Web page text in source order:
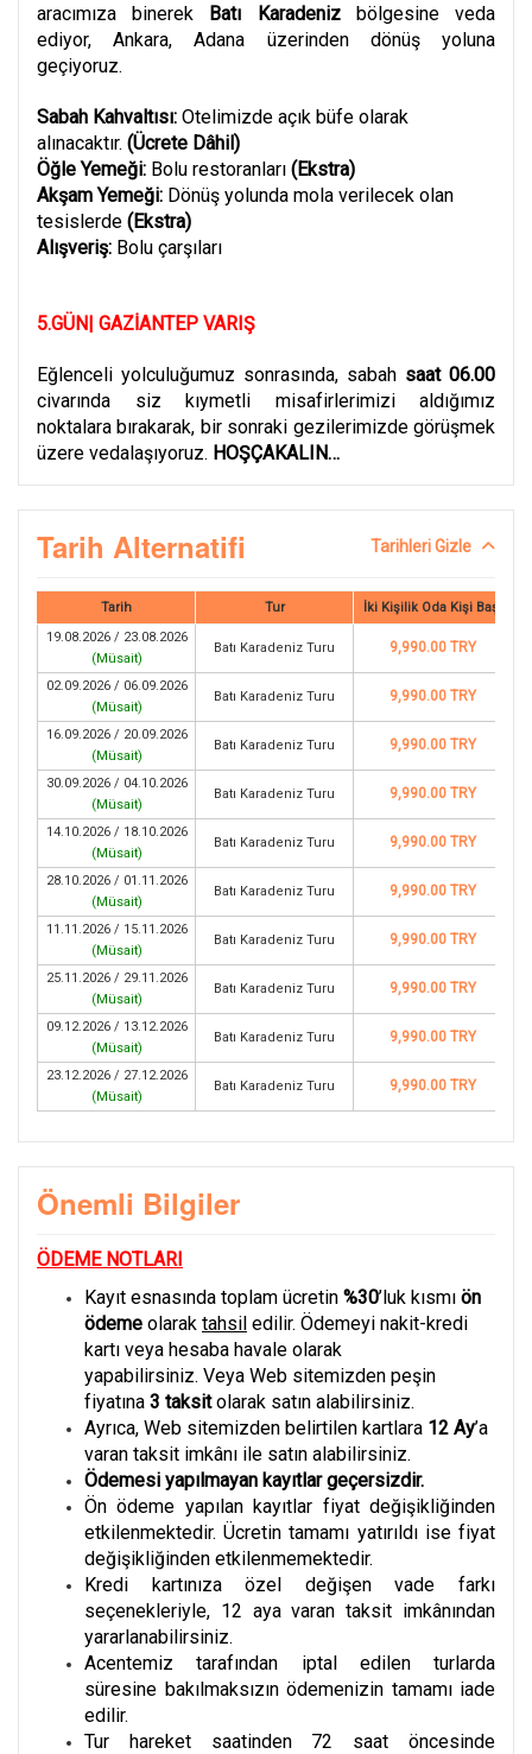
aracımıza binerek Batı Karadeniz bölgesine veda
ediyor, Ankara, Adana üzerinden dönüş yoluna
geçiyoruz.
Sabah Kahvaltısı: Otelimizde açık büfe olarak
alınacaktır. (Ücrete Dâhil)
Öğle Yemeği: Bolu restoranları (Ekstra)
Akşam Yemeği: Dönüş yolunda mola verilecek olan
tesislerde (Ekstra)
Alışveriş: Bolu çarşıları
5.GÜN| GAZİANTEP VARIŞ
Eğlenceli yolculuğumuz sonrasında, sabah saat 06.00
civarında siz kıymetli misafirlerimizi aldığımız
noktalara bırakarak, bir sonraki gezilerimizde görüşmek
üzere vedalaşıyoruz. HOŞÇAKALIN…
Tarih Alternatifi Tarihleri Gizle
Tarih Tur
İki Kişilik Oda Kişi Başı
19.08.2026 / 23.08.2026
(Müsait)
Batı Karadeniz Turu 9,990.00 TRY
02.09.2026 / 06.09.2026
(Müsait)
Batı Karadeniz Turu 9,990.00 TRY
16.09.2026 / 20.09.2026
(Müsait)
Batı Karadeniz Turu 9,990.00 TRY
30.09.2026 / 04.10.2026
(Müsait)
Batı Karadeniz Turu 9,990.00 TRY
14.10.2026 / 18.10.2026
(Müsait)
Batı Karadeniz Turu 9,990.00 TRY
28.10.2026 / 01.11.2026
(Müsait)
Batı Karadeniz Turu 9,990.00 TRY
11.11.2026 / 15.11.2026
(Müsait)
Batı Karadeniz Turu 9,990.00 TRY
25.11.2026 / 29.11.2026
(Müsait)
Batı Karadeniz Turu 9,990.00 TRY
09.12.2026 / 13.12.2026
(Müsait)
Batı Karadeniz Turu 9,990.00 TRY
23.12.2026 / 27.12.2026
(Müsait)
Batı Karadeniz Turu 9,990.00 TRY
Önemli Bilgiler
ÖDEME NOTLARI
Kayıt esnasında toplam ücretin %30’luk kısmı ön
ödeme olarak tahsil edilir. Ödemeyi nakit-kredi
kartı veya hesaba havale olarak
yapabilirsiniz. Veya Web sitemizden peşin
fiyatına 3 taksitolarak satın alabilirsiniz.
Ayrıca, Web sitemizden belirtilen kartlara 12 Ay’a
varan taksit imkânı ile satın alabilirsiniz.
Ödemesi yapılmayan kayıtlar geçersizdir.
Ön ödeme yapılan kayıtlar fiyat değişikliğinden
etkilenmektedir. Ücretin tamamı yatırıldı ise fiyat
değişikliğinden etkilenmemektedir.
Kredi kartınıza özel değişen vade farkı
seçenekleriyle, 12 aya varan taksit imkânından
yararlanabilirsiniz.
Acentemiz tarafından iptal edilen turlarda
süresine bakılmaksızın ödemenizin tamamı iade
edilir.
Tur hareket saatinden 72 saat öncesinde